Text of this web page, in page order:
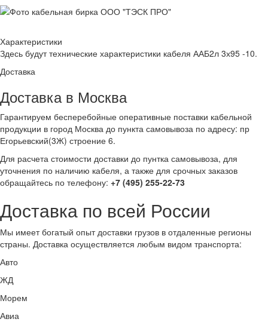
Характеристики
Здесь будут технические характеристики кабеля ААБ2л 3х95 -10.
Доставка
Доставка в Москва
Гарантируем бесперебойные оперативные поставки кабельной
продукции в город Москва до пункта самовывоза по адресу: пр
Егорьевский(3Ж) строение 6.
Для расчета стоимости доставки до пунтка самовывоза, для
уточнения по наличию кабеля, а также для срочных заказов
обращайтесь по телефону: +7 (495) 255-22-73
Доставка по всей России
Мы имеет богатый опыт доставки грузов в отдаленные регионы
страны. Доставка осуществляется любым видом транспорта:
Авто
ЖД
Морем
Авиа